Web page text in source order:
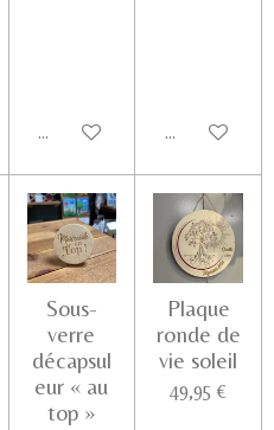
Ajouter au panierVoir les
Sous-
verre
décapsul
eur « au
top »
Plaque
ronde de
vie soleil
49,95 €